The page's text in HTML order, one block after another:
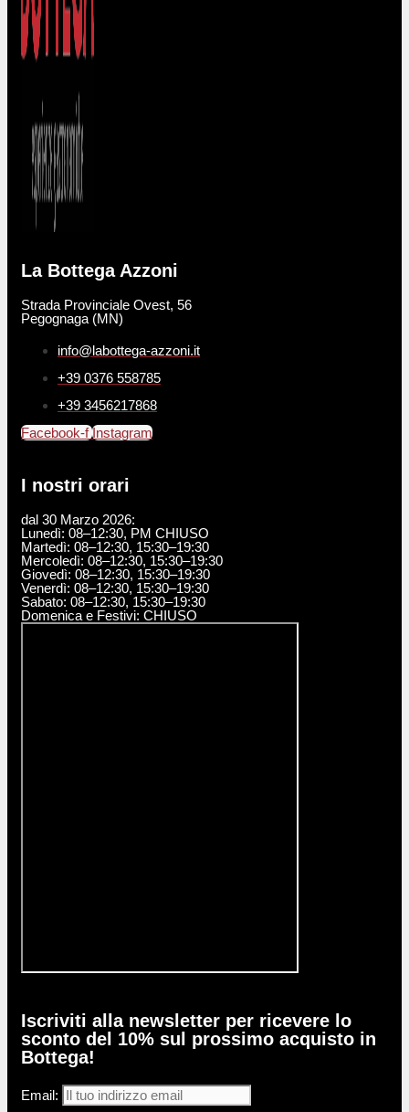
La Bottega Azzoni
Strada Provinciale Ovest, 56
Pegognaga (MN)
info@labottega-azzoni.it
+39 0376 558785
+39 3456217868
Facebook-f Instagram
I nostri orari
dal 30 Marzo 2026:
Lunedì: 08–12:30, PM CHIUSO
Martedì: 08–12:30, 15:30–19:30
Mercoledì: 08–12:30, 15:30–19:30
Giovedì: 08–12:30, 15:30–19:30
Venerdì: 08–12:30, 15:30–19:30
Sabato: 08–12:30, 15:30–19:30
Domenica e Festivi: CHIUSO
Iscriviti alla newsletter per ricevere lo
sconto del 10% sul prossimo acquisto in
Bottega!
Email: